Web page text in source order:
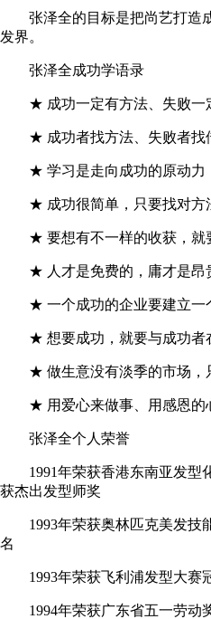
张泽全的目标是把尚艺打造
发界。
张泽全成功学语录
★ 成功一定有方法、失败一
★ 成功者找方法、失败者找
★ 学习是走向成功的原动力
★ 成功很简单，只要找对方
★ 要想有不一样的收获，就
★ 人才是免费的，庸才是昂
★ 一个成功的企业要建立一
★ 想要成功，就要与成功者
★ 做生意没有淡季的市场，
★ 用爱心来做事、用感恩的
张泽全个人荣誉
1991年荣获香港东南亚发型
获杰出发型师奖
1993年荣获奥林匹克美发技
名
1993年荣获飞利浦发型大赛
1994年荣获广东省五一劳动